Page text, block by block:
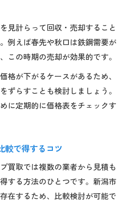
見計らって回収・売却すること
例えば春先や秋口は鉄鋼需要が
この時期の売却が効果的です。
格が下がるケースがあるため、
ずらすことも検討しましょう。
に定期的に価格表をチェックす
較で得するコツ
買取では複数の業者から見積も
する方法のひとつです。新潟市
在するため、比較検討が可能で